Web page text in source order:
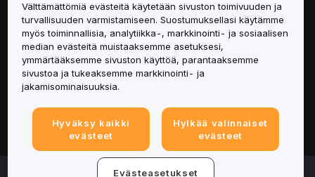
Palvelut
Tuki
Tuotteet
Lakiasiat
© 2025-2026 Bybit.eu. Kaikki oikeudet pidätetään.
Välttämättömiä evästeitä käytetään sivuston toimivuuden ja
turvallisuuden varmistamiseen. Suostumuksellasi käytämme
myös toiminnallisia, analytiikka-, markkinointi- ja sosiaalisen
median evästeitä muistaaksemme asetuksesi,
ymmärtääksemme sivuston käyttöä, parantaaksemme
sivustoa ja tukeaksemme markkinointi- ja
jakamisominaisuuksia.
Hyväksy kaikki
evästeet
Hylkää valinnaiset
evästeet
Evästeasetukset